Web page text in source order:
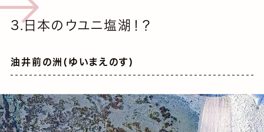
3.日本のウユニ塩湖！？
油井前の洲(ゆいまえのす)